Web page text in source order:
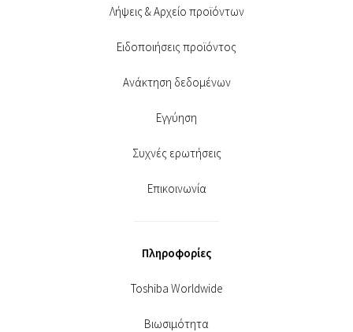
Λήψεις & Αρχείο προϊόντων
Ειδοποιήσεις προϊόντος
Ανάκτηση δεδομένων
Εγγύηση
Συχνές ερωτήσεις
Επικοινωνία
Πληροφορίες
Toshiba Worldwide
Βιωσιμότητα